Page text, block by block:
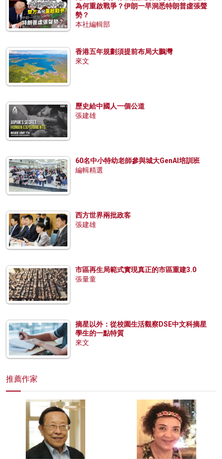
為何重啟戰爭？伊朗一早洞悉特朗普虛張聲
勢？
本社編輯部
香港五年規劃須提前布局大鵬灣
來文
歷史給中國人一個公道
張建雄
60名中小特幼老師參與城大GenAI培訓班
編輯精選
西方世界兩批政客
張建雄
市區再生局範式實現真正的市區重建3.0
張量童
摘星以外：從校園生活觀察DSE中文科摘星
學生的一點特質
來文
推薦作家